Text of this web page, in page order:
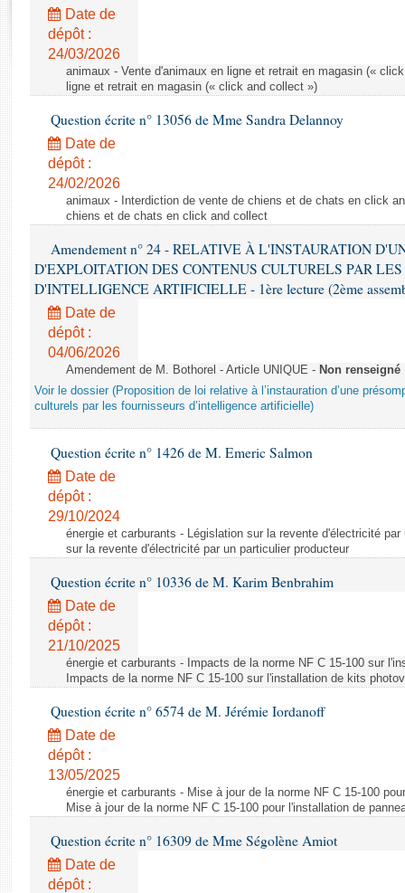
Rapports législatifs
Rapports sur l'application des lois
Baromètre de l’application des lois
Dossiers législatifs
Budget et sécurité sociale
Questions écrites et orales
Comptes rendus des débats
Date de
dépôt :
24/03/2026
animaux - Vente d'animaux en ligne et retrait en magasin («
ligne et retrait en magasin (« click and collect »)
Question écrite n° 13056 de Mme Sandra Delannoy
Date de
dépôt :
24/02/2026
animaux - Interdiction de vente de chiens et de chats en click
chiens et de chats en click and collect
Amendement n° 24 - RELATIVE À L'INSTAURATION
D'EXPLOITATION DES CONTENUS CULTURELS PAR LES
D'INTELLIGENCE ARTIFICIELLE - 1ère lecture (2ème
Date de
dépôt :
04/06/2026
Amendement de M. Bothorel - Article UNIQUE - Non renseigné
Voir le dossier (Proposition de loi relative à l’instauration d’une
culturels par les fournisseurs d’intelligence artificielle)
Question écrite n° 1426 de M. Emeric Salmon
Date de
dépôt :
29/10/2024
énergie et carburants - Législation sur la revente d'électricité
sur la revente d'électricité par un particulier producteur
Question écrite n° 10336 de M. Karim Benbrahim
Date de
dépôt :
21/10/2025
énergie et carburants - Impacts de la norme NF C 15-100 sur
Impacts de la norme NF C 15-100 sur l'installation de kits
Question écrite n° 6574 de M. Jérémie Iordanoff
Date de
dépôt :
13/05/2025
énergie et carburants - Mise à jour de la norme NF C 15-100
Mise à jour de la norme NF C 15-100 pour l'installation de
Question écrite n° 16309 de Mme Ségolène Amiot
Date de
dépôt :